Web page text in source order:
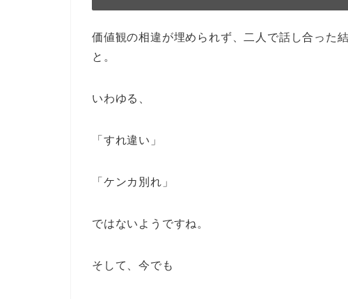
価値観の相違が埋められず、二人で話し合った
と。
いわゆる、
「すれ違い」
「ケンカ別れ」
ではないようですね。
そして、今でも